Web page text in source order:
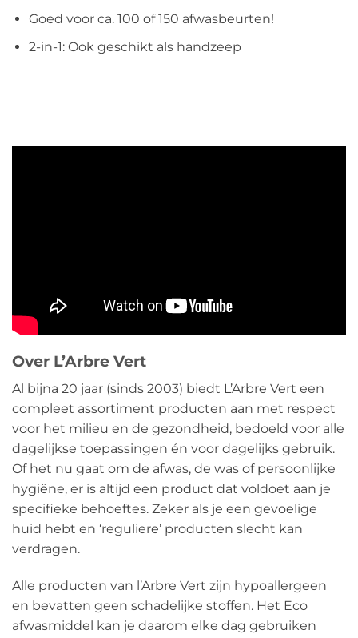
Goed voor ca. 100 of 150 afwasbeurten!
2-in-1: Ook geschikt als handzeep
Over L’Arbre Vert
Al bijna 20 jaar (sinds 2003) biedt L’Arbre Vert een
compleet assortiment producten aan met respect
voor het milieu en de gezondheid, bedoeld voor alle
dagelijkse toepassingen én voor dagelijks gebruik.
Of het nu gaat om de afwas, de was of persoonlijke
hygiëne, er is altijd een product dat voldoet aan je
specifieke behoeftes. Zeker als je een gevoelige
huid hebt en ‘reguliere’ producten slecht kan
verdragen.
Alle producten van l’Arbre Vert zijn hypoallergeen
en bevatten geen schadelijke stoffen. Het Eco
afwasmiddel kan je daarom elke dag gebruiken